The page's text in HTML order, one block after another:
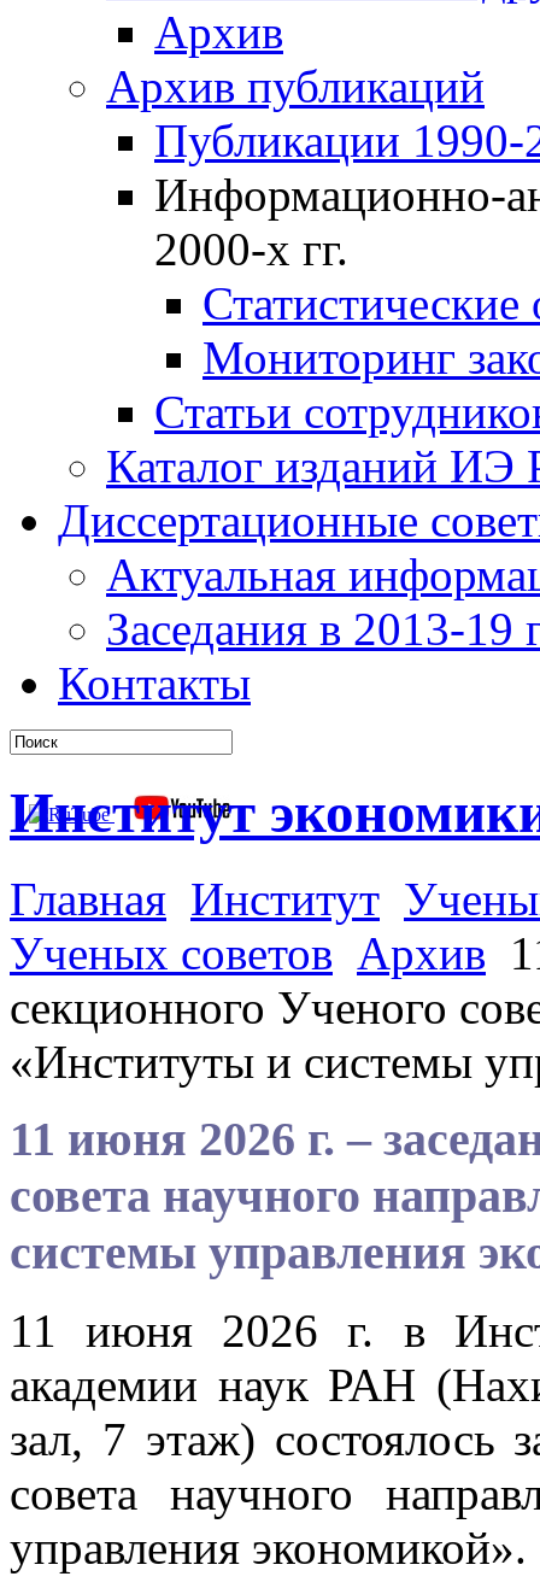
Архив
Архив публикаций
Публикации 1990-
Информационно-
2000-х гг.
Мониторинг
Статьи
Каталог изданий ИЭ
Диссертационные
Актуальная
Заседания в 2013-19
Контакты
Институт
Главная Институт
Ученых советов Архив
секционного Ученого
«Институты и системы
11 июня 2026 г. –
совета научного
системы управления
11 июня 2026 г. в
академии наук РАН
зал, 7 этаж) состоялось
совета научного
управления экономикой».